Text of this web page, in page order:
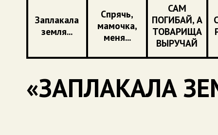
Заплакала
земля...
Спрячь,
мамочка,
меня...
САМ
ПОГИБАЙ, А
ТОВАРИЩА
ВЫРУЧАЙ
«ЗАПЛАКАЛА